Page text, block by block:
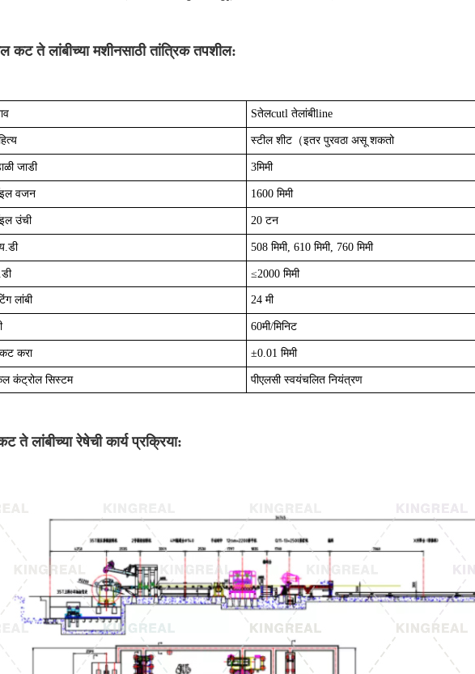
कट ते लांबीच्या मशीनसाठी तांत्रिक तपशील:
Sतेलcutl तेलांबीline
स्टील शीट（इतर पुरवठा असू शकतो
जाडी 3मिमी
वजन 1600 मिमी
उंची 20 टन
508 मिमी, 610 मिमी, 760 मिमी
≤2000 मिमी
लांबी 24 मी
60मी/मिनिट
कट करा ±0.01 मिमी
कंट्रोल सिस्टम पीएलसी स्वयंचलित नियंत्रण
ते लांबीच्या रेषेची कार्य प्रक्रिया: